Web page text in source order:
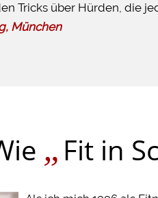
Tricks über Hürden, die
München
„ Fit in